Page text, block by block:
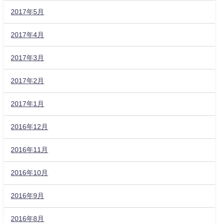
2017年5月
2017年4月
2017年3月
2017年2月
2017年1月
2016年12月
2016年11月
2016年10月
2016年9月
2016年8月